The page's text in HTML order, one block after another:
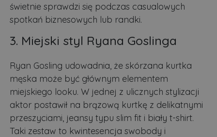
świetnie sprawdzi się podczas casualowych
spotkań biznesowych lub randki.
3. Miejski styl Ryana Goslinga
Ryan Gosling udowadnia, że skórzana kurtka
męska może być głównym elementem
miejskiego looku. W jednej z ulicznych stylizacji
aktor postawił na brązową kurtkę z delikatnymi
przeszyciami, jeansy typu slim fit i biały t-shirt.
Taki zestaw to kwintesencja swobody i